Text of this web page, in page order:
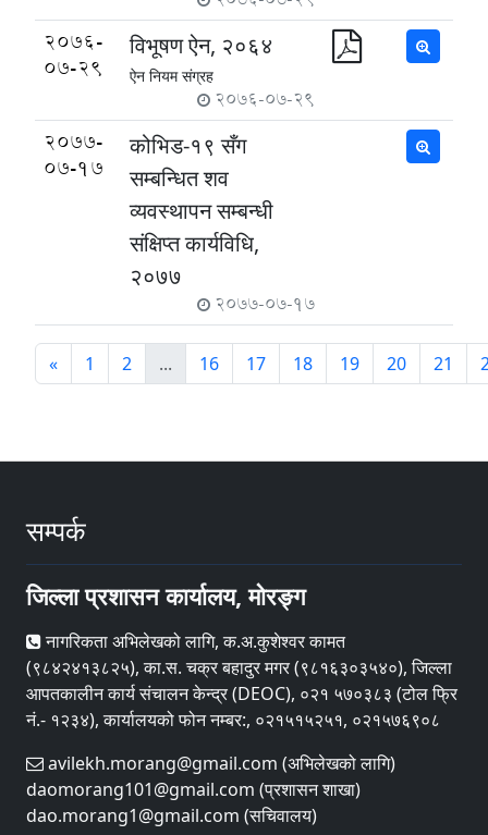
2076-
07-29
विभूषण ऐन, २०६४
ऐन नियम संग्रह
2076-07-29
2077-
07-17
कोभिड-१९ सँग
सम्बन्धित शव
व्यवस्थापन सम्बन्धी
संक्षिप्त कार्यविधि,
२०७७
2077-07-17
« 1 2 ... 16 17 18 19 20 21
सम्पर्क
जिल्ला प्रशासन कार्यालय, मोरङ्ग
नागरिकता अभिलेखको लागि, क.अ.कुशेश्वर कामत
(९८४२४१३८२५), का.स. चक्र बहादुर मगर (९८१६३०३५४०), जिल्ला
आपतकालीन कार्य संचालन केन्द्र (DEOC), ०२१ ५७०३८३ (टोल फ्रि
नं.- १२३४), कार्यालयको फोन नम्बर:, ०२१५१५२५१, ०२१५७६९०८
avilekh.morang@gmail.com (अभिलेखको लागि)
daomorang101@gmail.com (प्रशासन शाखा)
dao.morang1@gmail.com (सचिवालय)